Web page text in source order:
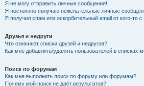
Я не могу отправить личные сообщения!
Я постоянно получаю нежелательные личные
Я получил спам или оскорбительный email от кого-то
Друзья и недруги
Что означают списки друзей и недругов?
Как мне добавлять/удалять пользователей в списках
Поиск по форумам
Как мне выполнить поиск по форуму или форумам?
Почему мой поиск не даёт результатов?